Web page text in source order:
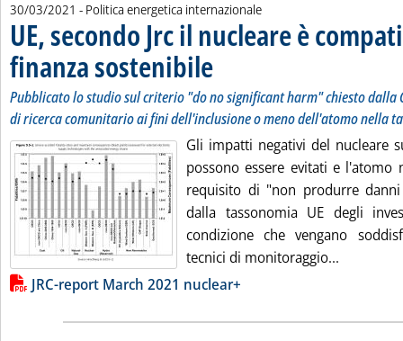
30/03/2021 - Politica energetica internazionale
UE, secondo Jrc il nucleare è
finanza sostenibile . Sottotitolo: Pubblicato lo studio sul
. Pubblicata martedì 30 marzo 2021 alle
Pubblicato lo studio sul criterio "do no significant harm" chiesto dalla
di ricerca comunitario ai fini dell'inclusione o meno dell'atomo nella
Gli impatti negativi del nucleare
possono essere evitati e
requisito di "non produrre
dalla tassonomia UE degli
condizione che vengano
tecnici di monitoraggio...
Lista allegati PDF alla notizia
JRC-report March 2021 nuclear+